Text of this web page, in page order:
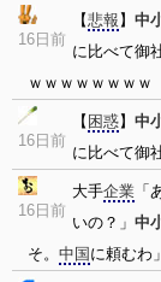
16日前
【悲報 】 中
に比べて御
ｗｗｗｗｗｗｗｗ
16日前
【 困惑】 中
に比べて御
16日前
大手企業 「
いの？」 中
そ。 中国 に頼むわ